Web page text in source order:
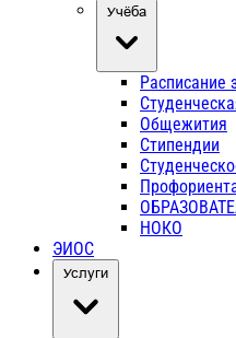
Учёба
Расписание
Общежития
Стипендии
НОКО
ЭИОС
Услуги